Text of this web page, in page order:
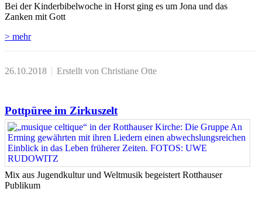
Bei der Kinderbibelwoche in Horst ging es um Jona und das
Zanken mit Gott
> mehr
26.10.2018 Erstellt von Christiane Otte
Pottpüree im Zirkuszelt
Mix aus Jugendkultur und Weltmusik begeistert Rotthauser
Publikum